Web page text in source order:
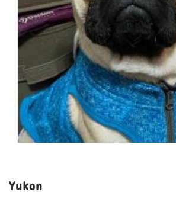
Yukon